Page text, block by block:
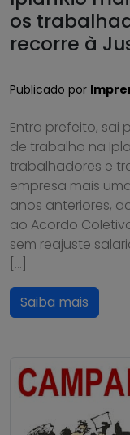
os
recorre à
Publicado por
Entra prefeito, sai
de trabalho na
trabalhadores e
empresa mais
anos anteriores,
ao Acordo
sem reajuste
[…]
Saiba mais